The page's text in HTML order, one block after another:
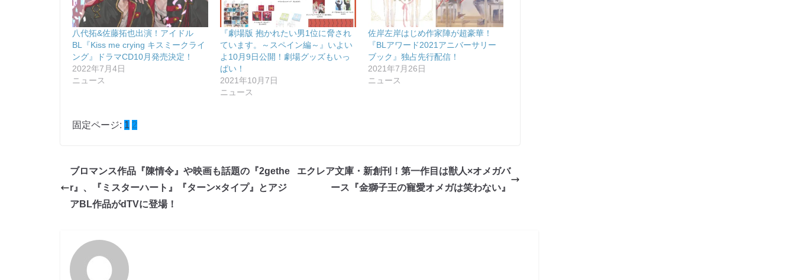
八代拓&佐藤拓也出演！アイドル
BL『Kiss me crying キスミークライ
ング』ドラマCD10月発売決定！
2022年7月4日
ニュース
『劇場版 抱かれたい男1位に脅され
ています。～スペイン編～』いよい
よ10月9日公開！劇場グッズもいっ
ぱい！
2021年10月7日
ニュース
佐岸左岸はじめ作家陣が超豪華！
『BLアワード2021アニバーサリー
ブック』独占先行配信！
2021年7月26日
ニュース
固定ページ: 1 2
ブロマンス作品『陳情令』や映画も話題の『2gethe
r』、『ミスターハート』『ターン×タイプ』とアジ
アBL作品がdTVに登場！
エクレア文庫・新創刊！第一作目は獣人×オメガバ
ース『金獅子王の寵愛オメガは笑わない』